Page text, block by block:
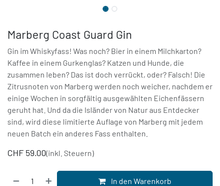
Marberg Coast Guard Gin
Gin im Whiskyfass! Was noch? Bier in einem Milchkarton?
Kaffee in einem Gurkenglas? Katzen und Hunde, die
zusammen leben? Das ist doch verrückt, oder? Falsch! Die
Zitrusnoten von Marberg werden noch weicher, nachdem er
einige Wochen in sorgfältig ausgewählten Eichenfässern
geruht hat. Und da die Isländer von Natur aus Entdecker
sind, wird diese limitierte Auflage von Marberg mit jedem
neuen Batch ein anderes Fass enthalten.
CHF 59.00(inkl. Steuern)
In den Warenkorb